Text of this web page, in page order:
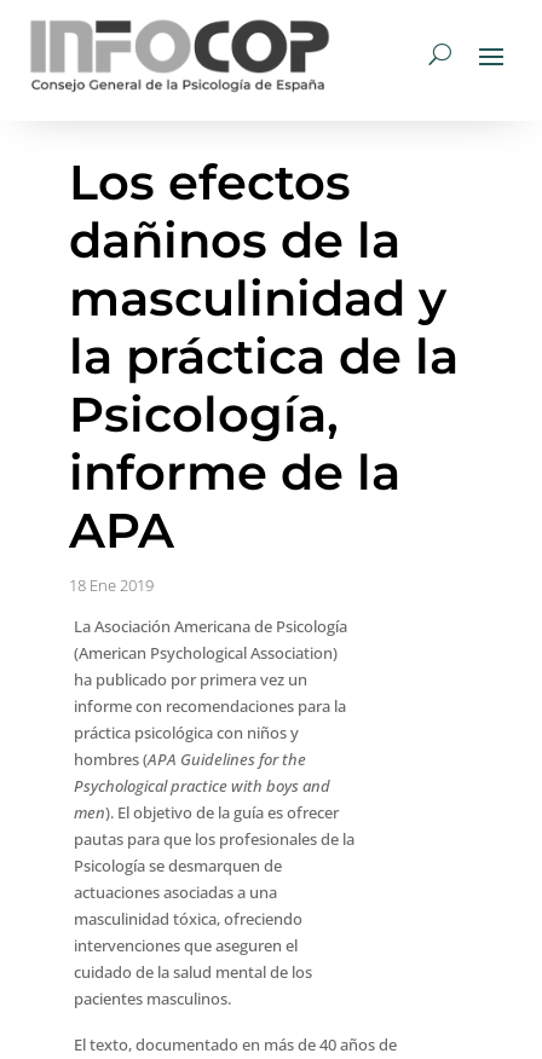
Los efectos
dañinos de la
masculinidad y
la práctica de la
Psicología,
informe de la
APA
18 Ene 2019
La Asociación Americana de Psicología
(American Psychological Association)
ha publicado por primera vez un
informe con recomendaciones para la
práctica psicológica con niños y
hombres (APA Guidelines for the
Psychological practice with boys and
men). El objetivo de la guía es ofrecer
pautas para que los profesionales de la
Psicología se desmarquen de
actuaciones asociadas a una
masculinidad tóxica, ofreciendo
intervenciones que aseguren el
cuidado de la salud mental de los
pacientes masculinos.
El texto, documentado en más de 40 años de